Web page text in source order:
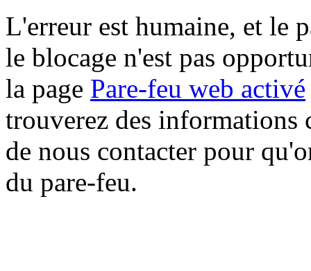
L'erreur est humaine, et le
le blocage n'est pas
la page Pare-feu web activé
trouverez des informations
de nous contacter pour
du pare-feu.